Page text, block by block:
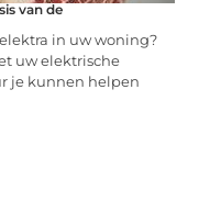
van de
in uw woning?
uw elektrische
je kunnen helpen